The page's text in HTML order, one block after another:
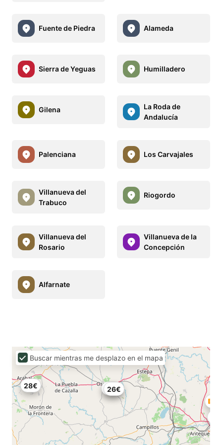
Fuente de Piedra Alameda
Sierra de Yeguas Humilladero
Gilena
La Roda de
Andalucía
Palenciana Los Carvajales
Villanueva del
Trabuco
Riogordo
Villanueva del
Rosario
Villanueva de la
Concepción
Alfarnate
26€
28€ 35€
Buscar mientras me desplazo en el mapa